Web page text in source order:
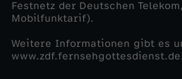
t
Festnetz der Deutschen
Mobilfunktarif).
Weitere Informationen gibt es
www.zdf.fernsehgottesdienst.de.